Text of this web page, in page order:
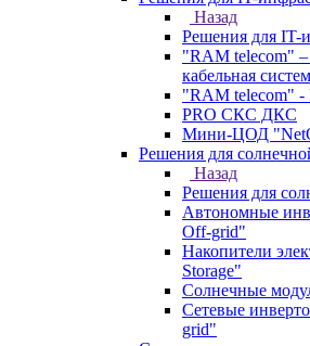
Назад
Решения для IT-
"RAM telecom"
кабельная
"RAM telecom"
PRO СКС ДКС
Мини-ЦОД
Решения для
Назад
Решения для
Автономные
Off-grid"
Накопители
Storage"
Солнечные
Сетевые
grid"